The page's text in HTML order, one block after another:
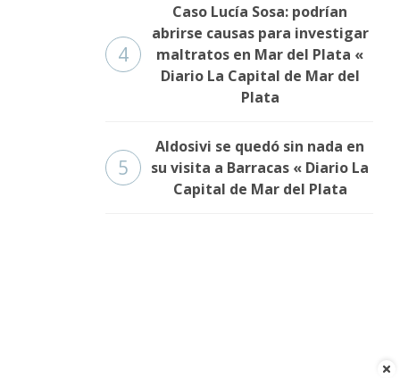
4
Caso Lucía Sosa: podrían
abrirse causas para investigar
maltratos en Mar del Plata «
Diario La Capital de Mar del
Plata
5
Aldosivi se quedó sin nada en
su visita a Barracas « Diario La
Capital de Mar del Plata